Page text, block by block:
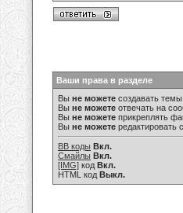
Ваши права в разделе
Вы не можете создавать темы
Вы не можете отвечать на
Вы не можете прикреплять
Вы не можете редактировать
BB коды Вкл.
Смайлы Вкл.
[IMG] код Вкл.
HTML код Выкл.